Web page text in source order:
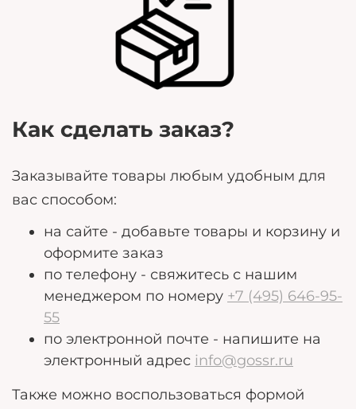
Любые дополнительные пожелания, которые
могут помочь нам лучше удовлетворить ваши
потребности.
Как сделать заказ?
Заказывайте товары любым удобным для
вас способом:
на сайте - добавьте товары и корзину и
оформите заказ
по телефону - свяжитесь с нашим
менеджером по номеру +7 (495) 646-95-
55
по электронной почте - напишите на
электронный адрес info@gossr.ru
Также можно воспользоваться формой